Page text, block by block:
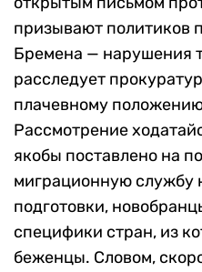
призывают политиков
Бремена — нарушения
расследует
плачевному
Рассмотрение
якобы поставлено на
миграционную службу
подготовки,
специфики стран, из
беженцы. Словом,